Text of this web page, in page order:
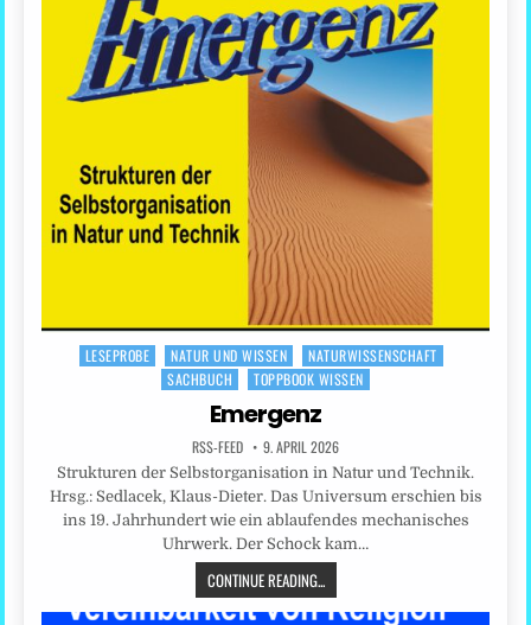
Posted
LESEPROBE NATUR UND WISSEN
NATURWISSENSCHAFT
SACHBUCH
TOPPBOOK WISSEN
Emergenz
RSS-FEED 9. APRIL 2026
Strukturen der Selbstorganisation in Natur und Technik.
Hrsg.: Sedlacek, Klaus-Dieter. Das Universum erschien bis
ins 19. Jahrhundert wie ein ablaufendes mechanisches
Uhrwerk. Der Schock kam…
CONTINUE READING...